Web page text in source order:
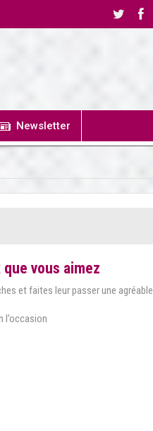
Newsletter
vous aimez
et faites leur passer une agréable
l’occasion